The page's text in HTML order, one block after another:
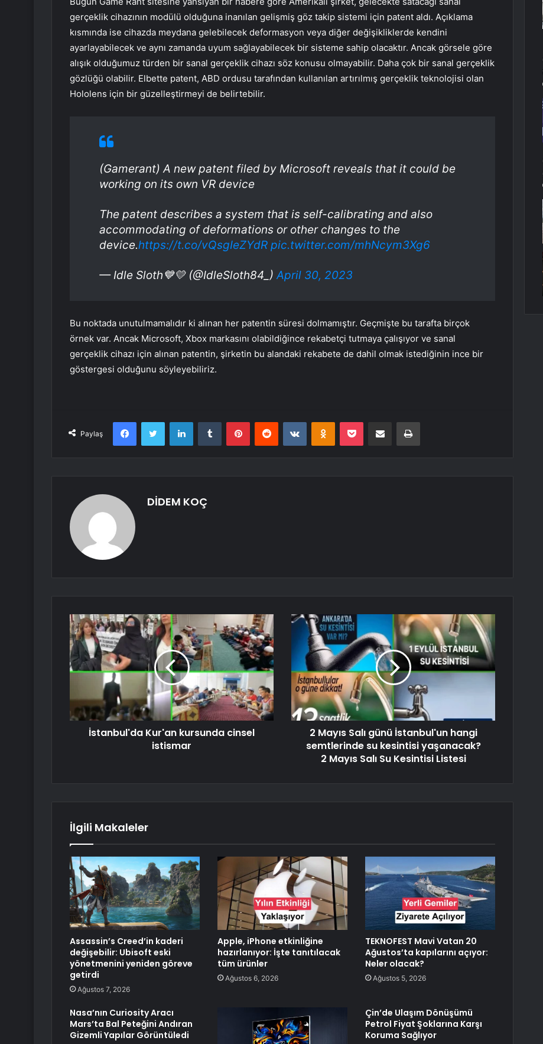
gerçeklik cihazının modülü olduğuna inanılan gelişmiş göz takip sistemi için patent aldı. Açıklama
kısmında ise cihazda meydana gelebilecek deformasyon veya diğer değişikliklerde kendini
ayarlayabilecek ve aynı zamanda uyum sağlayabilecek bir sisteme sahip olacaktır. Ancak görsele göre
alışık olduğumuz türden bir sanal gerçeklik cihazı söz konusu olmayabilir. Daha çok bir sanal gerçeklik
gözlüğü olabilir. Elbette patent, ABD ordusu tarafından kullanılan artırılmış gerçeklik teknolojisi olan
Hololens için bir güzelleştirmeyi de belirtebilir.
(Gamerant) A new patent filed by Microsoft reveals that it could be
working on its own VR device
The patent describes a system that is self-calibrating and also
accommodating of deformations or other changes to the
device.https://t.co/vQsgIeZYdR pic.twitter.com/mhNcym3Xg6
— Idle Sloth💙💛 (@IdleSloth84_)April 30, 2023
Bu noktada unutulmamalıdır ki alınan her patentin süresi dolmamıştır. Geçmişte bu tarafta birçok
örnek var. Ancak Microsoft, Xbox markasını olabildiğince rekabetçi tutmaya çalışıyor ve sanal
gerçeklik cihazı için alınan patentin, şirketin bu alandaki rekabete de dahil olmak istediğinin ince bir
göstergesi olduğunu söyleyebiliriz.
Paylaş
FacebookTwitter LinkedInTumblr PinterestReddit VKontakteOdnoklassniki
Pocket E-Posta ile paylaş Yazdır
DİDEM KOÇ
İstanbul'da Kur'an kursunda cinsel
istismar
2 Mayıs Salı günü İstanbul'un hangi
semtlerinde su kesintisi yaşanacak?
2 Mayıs Salı Su Kesintisi Listesi
İlgili Makaleler
Assassin’s Creed’in kaderi
değişebilir: Ubisoft eski
yönetmenini yeniden göreve
getirdi
Ağustos 7, 2026
Apple, iPhone etkinliğine
hazırlanıyor: İşte tanıtılacak
tüm ürünler
Ağustos 6, 2026
TEKNOFEST Mavi Vatan 20
Ağustos’ta kapılarını açıyor:
Neler olacak?
Ağustos 5, 2026
Nasa’nın Curiosity Aracı
Mars’ta Bal Peteğini Andıran
Gizemli Yapılar Görüntüledi
Çin’de Ulaşım Dönüşümü
Petrol Fiyat Şoklarına Karşı
Koruma Sağlıyor